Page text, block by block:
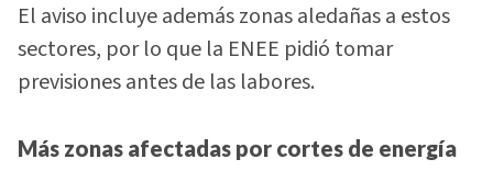
El aviso incluye además zonas aledañas a estos
sectores, por lo que la ENEE pidió tomar
previsiones antes de las labores.
Más zonas afectadas por cortes de energía